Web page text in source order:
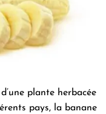
plante herbacée
pays, la banane